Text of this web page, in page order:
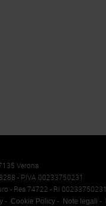
Verona
- P.IVA 00233750231
- Rea 74722 - RI 00233750231
Cookie Policy Note legali